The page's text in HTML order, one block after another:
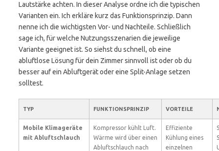
Lautstärke achten. In dieser Analyse ordne ich die typischen
Varianten ein. Ich erkläre kurz das Funktionsprinzip. Dann
nenne ich die wichtigsten Vor- und Nachteile. Schließlich
sage ich, für welche Nutzungsszenarien die jeweilige
Variante geeignet ist. So siehst du schnell, ob eine
abluftlose Lösung für dein Zimmer sinnvoll ist oder ob du
besser auf ein Abluftgerät oder eine Split-Anlage setzen
solltest.
TYP FUNKTIONSPRINZIP VORTEILE
Mobile Klimageräte
mit Abluftschlauch
Kompressor kühlt Luft.
Wärme wird über einen
Abluftschlauch nach
Effiziente
Kühlung eines
einzelnen